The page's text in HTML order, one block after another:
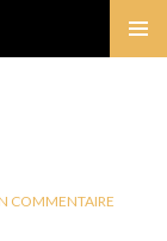
COMMENTAIRE